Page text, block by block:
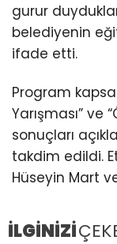
gurur
belediyenin
ifade etti.
Program
Yarışması” ve
sonuçları
takdim edildi.
Hüseyin Mart
İLGİNİZİ